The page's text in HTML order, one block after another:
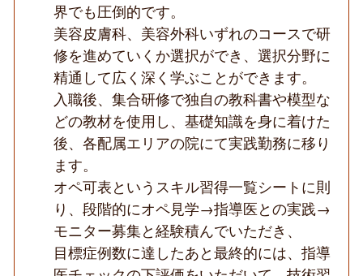
界でも圧倒的です。
美容皮膚科、美容外科いずれのコースで研
修を進めていくか選択ができ、選択分野に
精通して広く深く学ぶことができます。
入職後、集合研修で独自の教科書や模型な
どの教材を使用し、基礎知識を身に着けた
後、各配属エリアの院にて実践勤務に移り
ます。
オペ可表というスキル習得一覧シートに則
り、段階的にオペ見学→指導医との実践→
モニター募集と経験積んでいただき、
目標症例数に達したあと最終的には、指導